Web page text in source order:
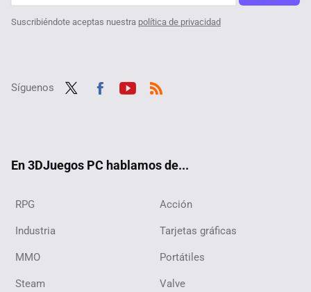
Suscribiéndote aceptas nuestra política de privacidad
Síguenos
En 3DJuegos PC hablamos de...
RPG Acción
Industria Tarjetas gráficas
MMO Portátiles
Steam Valve